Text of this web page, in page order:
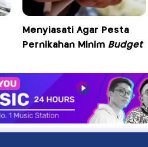
Menyiasati Agar Pesta
Pernikahan Minim Budget